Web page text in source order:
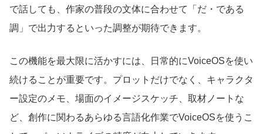
で話しても、作家の普段の文体に合わせて「だ・である
調」で出力するといった調整が期待できます。
この機能を最大限に活かすには、日常的にVoiceOSを使い
続けることが重要です。プロットだけでなく、キャラクタ
ー設定のメモ、場面のイメージスケッチ、取材ノートな
ど、創作に関わるあらゆる言語化作業でVoiceOSを使うこ